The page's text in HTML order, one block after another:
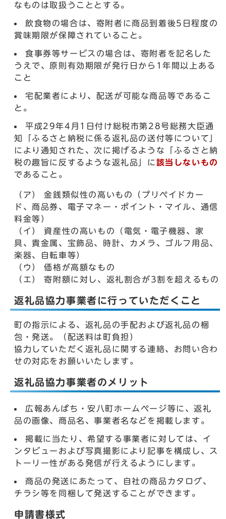
なものは取扱うこととする。
飲食物の場合は、寄附者に商品到着後5日程度の
賞味期限が保障されていること。
食事券等サービスの場合は、寄附者を記名した
うえで、原則有効期限が発行日から1年間以上ある
こと
宅配業者により、配送が可能な商品等であるこ
と。
平成29年4月1日付け総税市第28号総務大臣通
知「ふるさと納税に係る返礼品の送付等について」
により通知された、次に掲げるような「ふるさと納
税の趣旨に反するような返礼品」に 該当しないもの
であること。
（ア） 金銭類似性の高いもの（プリペイドカー
ド、商品券、電子マネー・ポイント・マイル、通信
料金等）
（イ） 資産性の高いもの（電気・電子機器、家
具、貴金属、宝飾品、時計、カメラ、ゴルフ用品、
楽器、自転車等）
（ウ） 価格が高額なもの
（エ） 寄附額に対し、返礼割合が3割を超えるもの
返礼品協力事業者に行っていただくこと
町の指示による、返礼品の手配および返礼品の梱
包・発送。（配送料は町負担）
協力していただく返礼品に関する連絡、お問い合わ
せの対応をお願いいたします。
返礼品協力事業者のメリット
広報あんぱち・安八町ホームページ等に、返礼
品の画像、商品名、事業者名などを掲載します。
掲載に当たり、希望する事業者に対しては、イ
ンタビューおよび写真撮影により記事を構成し、ス
トーリー性がある発信が行えるようにします。
商品の発送にあたって、自社の商品カタログ、
チラシ等を同梱して発送することができます。
申請書様式